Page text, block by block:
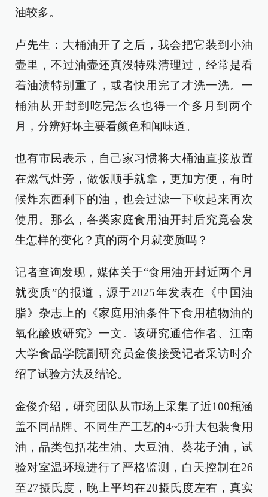
油较多。
卢先生：大桶油开了之后，我会把它装到小油
壶里，不过油壶还真没特殊清理过，经常是看
着油渍特别重了，或者快用完了才洗一洗。一
桶油从开封到吃完怎么也得一个多月到两个
月，分辨好坏主要看颜色和闻味道。
也有市民表示，自己家习惯将大桶油直接放置
在燃气灶旁，做饭顺手就拿，更加方便，有时
候炸东西剩下的油，也会过滤一下收起来再次
使用。那么，各类家庭食用油开封后究竟会发
生怎样的变化？真的两个月就变质吗？
记者查询发现，媒体关于“食用油开封近两个月
就变质”的报道，源于2025年发表在《中国油
脂》杂志上的《家庭用油条件下食用植物油的
氧化酸败研究》一文。该研究通信作者、江南
大学食品学院副研究员金俊接受记者采访时介
绍了试验方法及结论。
金俊介绍，研究团队从市场上采集了近100瓶涵
盖不同品牌、不同生产工艺的4~5升大包装食用
油，品类包括花生油、大豆油、葵花子油，试
验对室温环境进行了严格监测，白天控制在26
至27摄氏度，晚上平均在20摄氏度左右，真实